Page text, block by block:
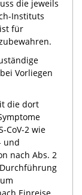
die jeweils
Instituts
für
Vorliegen
die dort
CoV-2 wie
und
nach Abs. 2
Einreise